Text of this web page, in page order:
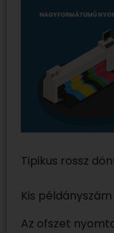
Tipikus rossz
Kis
Az ofszet